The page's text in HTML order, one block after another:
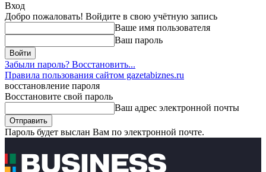
Вход
Добро пожаловать! Войдите в свою учётную запись
Ваше имя пользователя
Ваш пароль
Забыли пароль? Восстановить...
Правила пользования сайтом gazetabiznes.ru
восстановление пароля
Восстановите свой пароль
Ваш адрес электронной почты
Пароль будет выслан Вам по электронной почте.